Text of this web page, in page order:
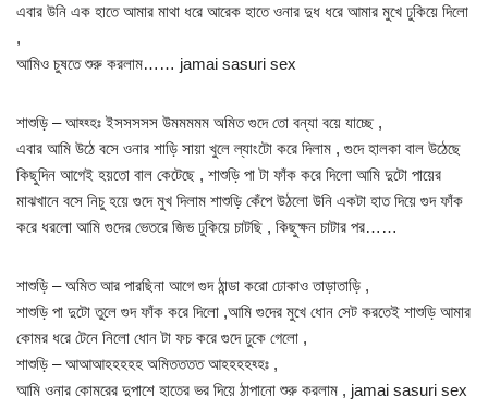
এবার উনি এক হাতে আমার মাথা ধরে আরেক হাতে ওনার দুধ ধরে আমার মুখে ঢুকিয়ে দিলো
,
আমিও চুষতে শুরু করলাম…… jamai sasuri sex
শাশুড়ি – আহ্হ্হঃ ইসসসসস উমমমমম অমিত গুদে তো বন্যা বয়ে যাচ্ছে ,
এবার আমি উঠে বসে ওনার শাড়ি সায়া খুলে ল্যাংটো করে দিলাম , গুদে হালকা বাল উঠেছে
কিছুদিন আগেই হয়তো বাল কেটেছে , শাশুড়ি পা টা ফাঁক করে দিলো আমি দুটো পায়ের
মাঝখানে বসে নিচু হয়ে গুদে মুখ দিলাম শাশুড়ি কেঁপে উঠলো উনি একটা হাত দিয়ে গুদ ফাঁক
করে ধরলো আমি গুদের ভেতরে জিভ ঢুকিয়ে চাটছি , কিছুক্ষন চাটার পর……
শাশুড়ি – অমিত আর পারছিনা আগে গুদ ঠান্ডা করো ঢোকাও তাড়াতাড়ি ,
শাশুড়ি পা দুটো তুলে গুদ ফাঁক করে দিলো ,আমি গুদের মুখে ধোন সেট করতেই শাশুড়ি আমার
কোমর ধরে টেনে নিলো ধোন টা ফচ করে গুদে ঢুকে গেলো ,
শাশুড়ি – আআআহহহহহ অমিতততত আহহহহহ্হঃ ,
আমি ওনার কোমরের দুপাশে হাতের ভর দিয়ে ঠাপানো শুরু করলাম , jamai sasuri sex